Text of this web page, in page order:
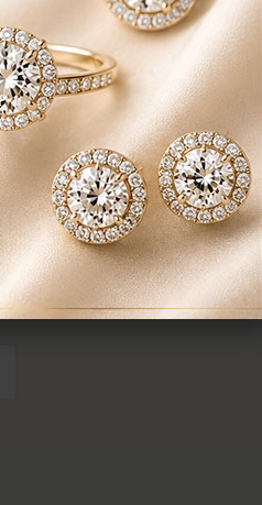
KÉREK